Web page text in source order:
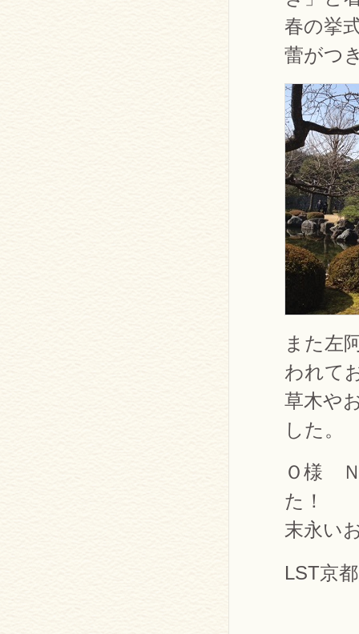
春の挙
蕾がつ
また左
われて
草木や
した。
Ｏ様
た！
末永い
LST京